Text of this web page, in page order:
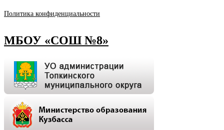
Политика конфиденциальности
МБОУ «СОШ №8»